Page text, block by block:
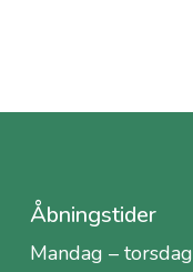
Åbningstider
Mandag – torsdag